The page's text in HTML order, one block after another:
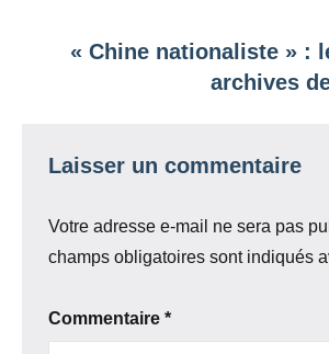
« Chine nationaliste » :
archives
Laisser un commentaire
Votre adresse e-mail ne sera pas
champs obligatoires sont indiqués
Commentaire *